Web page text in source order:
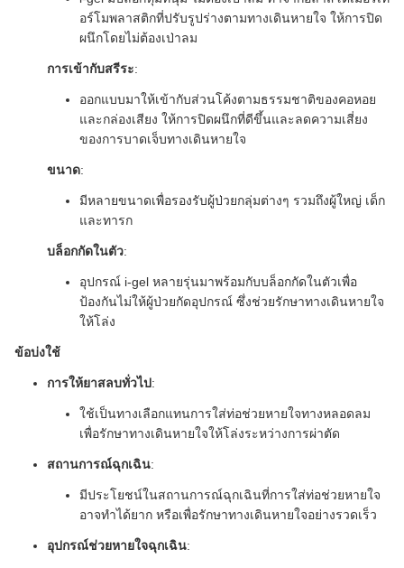
อร์โมพลาสติกที่ปรับรูปร่างตามทางเดินหายใจ ให้การปิด
ผนึกโดยไม่ต้องเป่าลม
การเข้ากับสรีระ:
ออกแบบมาให้เข้ากับส่วนโค้งตามธรรมชาติของคอหอย
และกล่องเสียง ให้การปิดผนึกที่ดีขึ้นและลดความเสี่ยง
ของการบาดเจ็บทางเดินหายใจ
ขนาด:
มีหลายขนาดเพื่อรองรับผู้ป่วยกลุ่มต่างๆ รวมถึงผู้ใหญ่ เด็ก
และทารก
บล็อกกัดในตัว:
อุปกรณ์ i-gel หลายรุ่นมาพร้อมกับบล็อกกัดในตัวเพื่อ
ป้องกันไม่ให้ผู้ป่วยกัดอุปกรณ์ ซึ่งช่วยรักษาทางเดินหายใจ
ให้โล่ง
ข้อบ่งใช้
การให้ยาสลบทั่วไป:
ใช้เป็นทางเลือกแทนการใส่ท่อช่วยหายใจทางหลอดลม
เพื่อรักษาทางเดินหายใจให้โล่งระหว่างการผ่าตัด
สถานการณ์ฉุกเฉิน:
มีประโยชน์ในสถานการณ์ฉุกเฉินที่การใส่ท่อช่วยหายใจ
อาจทำได้ยาก หรือเพื่อรักษาทางเดินหายใจอย่างรวดเร็ว
อุปกรณ์ช่วยหายใจฉุกเฉิน: